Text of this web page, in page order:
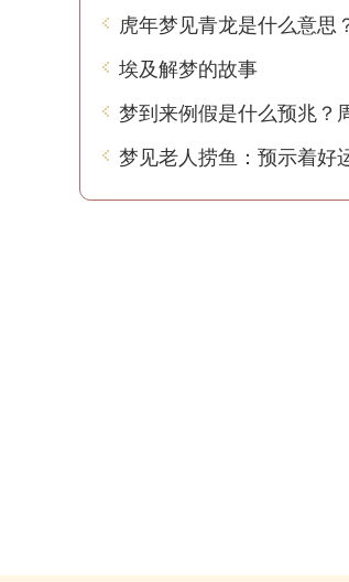
埃及解梦的故事
梦到来例假是什么预兆？
梦见老人捞鱼：预示着好